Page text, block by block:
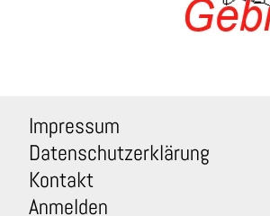
Impressum
Datenschutzerklärung
Kontakt
Anmelden